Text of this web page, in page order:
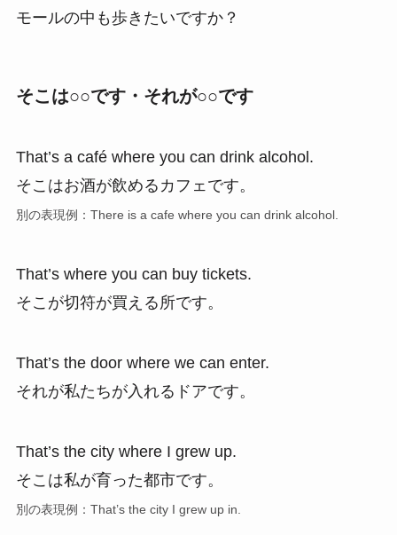
モールの中も歩きたいですか？
そこは○○です・それが○○です
That’s a café where you can drink alcohol.
そこはお酒が飲めるカフェです。
別の表現例：There is a cafe where you can drink alcohol.
That’s where you can buy tickets.
そこが切符が買える所です。
That’s the door where we can enter.
それが私たちが入れるドアです。
That’s the city where I grew up.
そこは私が育った都市です。
別の表現例：That’s the city I grew up in.